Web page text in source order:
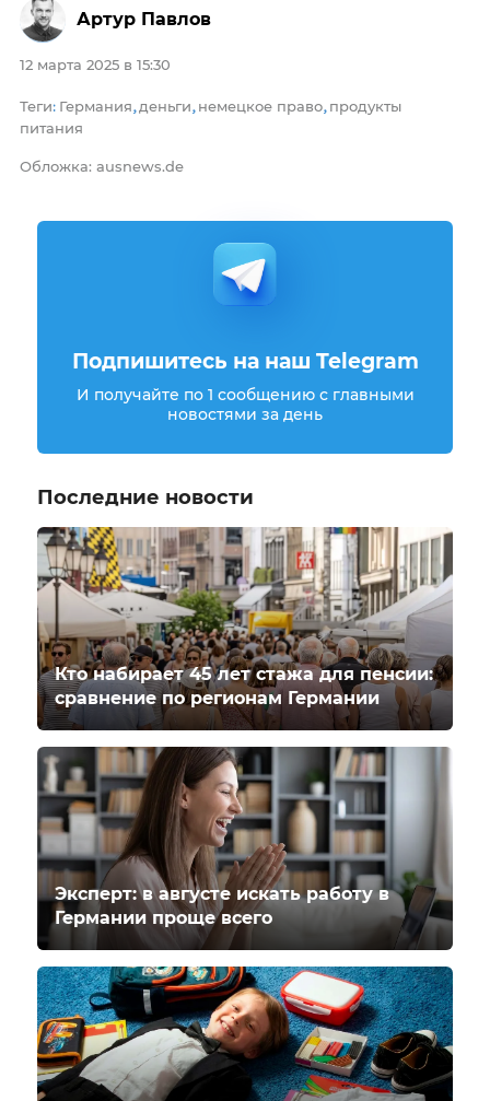
12 марта 2025 в 15:30
Теги: Германия, деньги, немецкое право, продукты
питания
Обложка: ausnews.de
Артур Павлов
Подпишитесь на наш Telegram
И получайте по 1 сообщению с главными
новостями за день
Последние новости
Кто набирает 45 лет стажа для пенсии:
сравнение по регионам Германии
Эксперт: в августе искать работу в
Германии проще всего